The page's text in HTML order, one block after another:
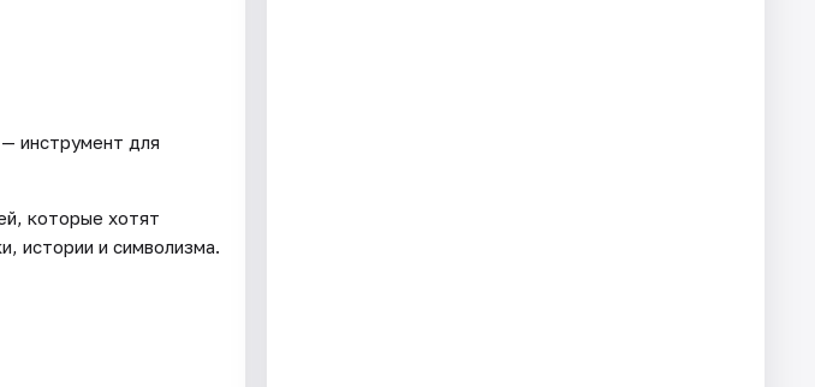
инструмент для
которые хотят
истории и символизма.